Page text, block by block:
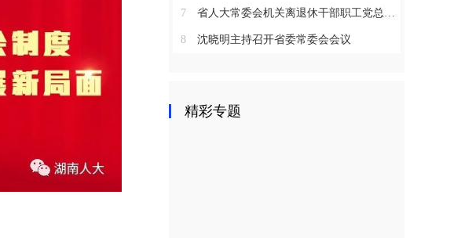
7 省人大常委会机关离退休干部职工党总支召开2025年度总结表彰大会
8 沈晓明主持召开省委常委会会议
精彩专题